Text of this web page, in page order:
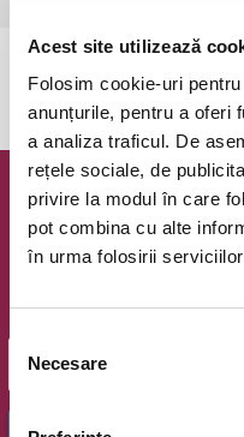
Acest site utilizează
Folosim cookie-uri
anunțurile, pentru a oferi
a analiza traficul. De
rețele sociale, de
privire la modul în care
pot combina cu alte
în urma folosirii
Selecția
consimțământului
Necesare
Oferte exclusive si o
OK